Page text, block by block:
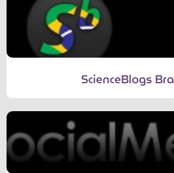
ScienceBlogs